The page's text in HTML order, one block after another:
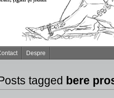
Despre
tagged bere